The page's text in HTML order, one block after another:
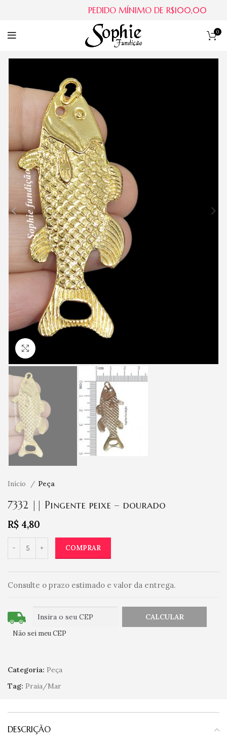
0
Início Peça
7332 || Pingente peixe – dourado
R$ 4,80
COMPRAR
Consulte o prazo estimado e valor da entrega.
Não sei meu CEP
Categoria: Peça
Tag: Praia/Mar
DESCRIÇÃO
PEDIDO MÍNIMO DE R$100,00